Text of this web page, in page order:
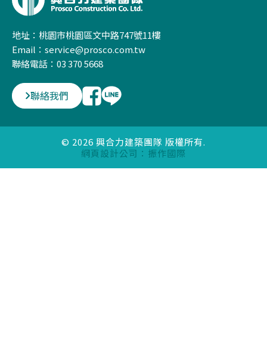
地址：桃園市桃園區文中路747號11樓
Email：service@prosco.com.tw
聯絡電話：03 370 5668
聯絡我們
© 2026 興合力建築團隊 版權所有.
網頁設計公司 ：振作國際